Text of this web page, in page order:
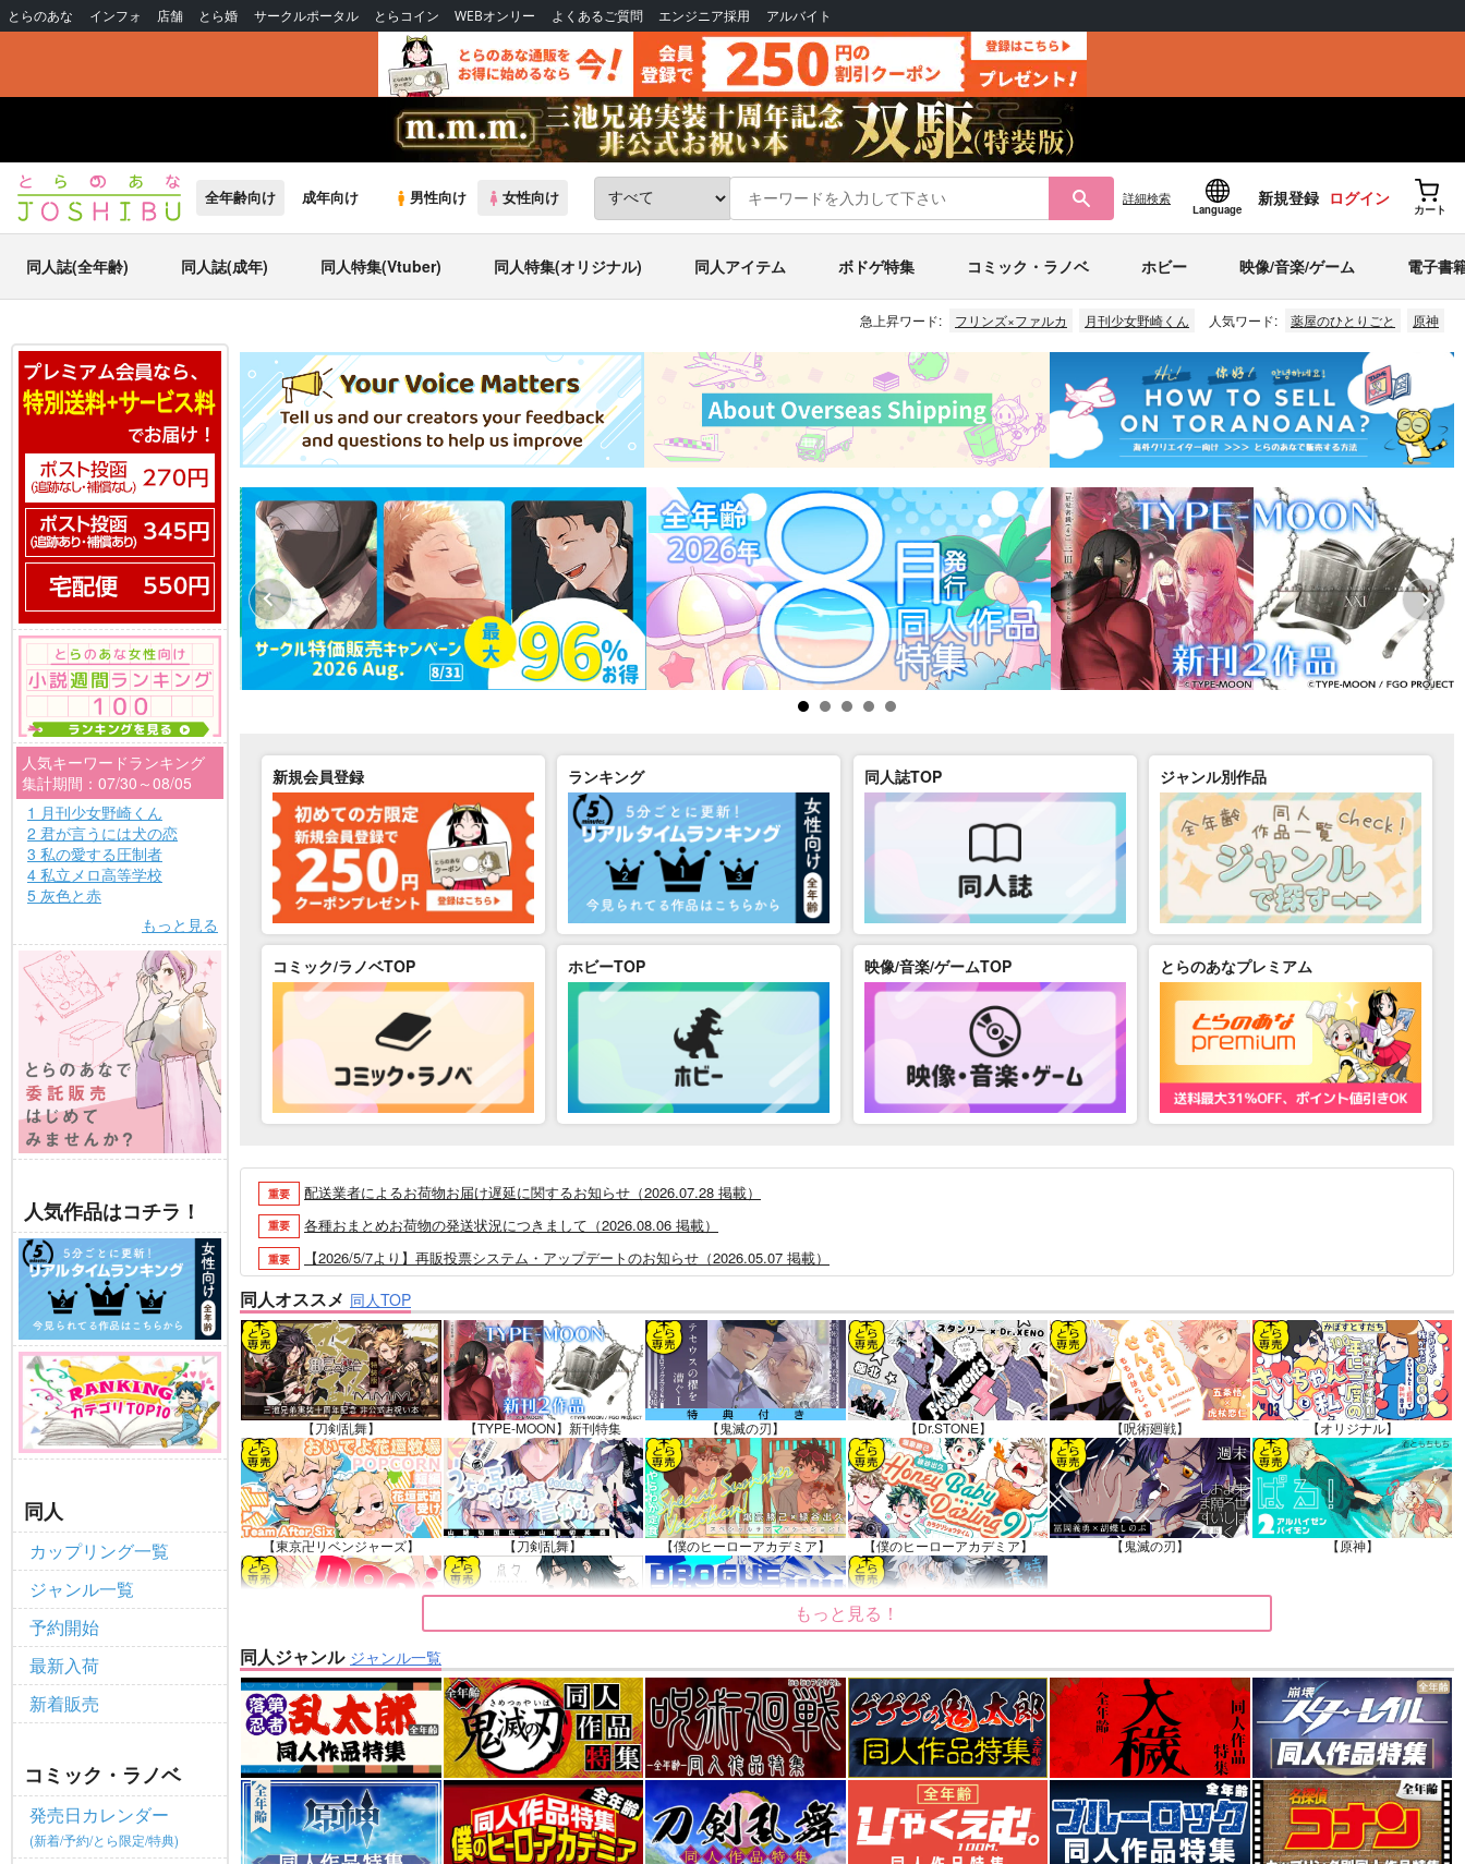
とらのあな インフォ 店舗 とら婚 サークルポータル とらコイン WEBオンリー よくあるご質問 エンジニア採用 アルバイト
全年齢向け 成年向け 男性向け 女性向け 詳細検索
Language
新規登録 ログイン
カート
同人誌(全年齢) 同人誌(成年) 同人特集(Vtuber) 同人特集(オリジナル) 同人アイテム ボドゲ特集 コミック・ラノベ ホビー 映像/音楽/ゲーム 電子書
急上昇ワード: フリンズ×ファルカ 月刊少女野崎くん 人気ワード: 薬屋のひとりごと 原神
人気キーワードランキング
集計期間：07/30～08/05
1 月刊少女野崎くん
2 君が言うには犬の恋
3 私の愛する圧制者
4 私立メロ高等学校
5 灰色と赤
もっと見る
人気作品はコチラ！
同人
カップリング一覧
ジャンル一覧
予約開始
最新入荷
新着販売
コミック・ラノベ
発売日カレンダー
(新着/予約/とら限定/特典)
新規会員登録 ランキング 同人誌TOP ジャンル別作品
コミック/ラノベTOP ホビーTOP 映像/音楽/ゲームTOP とらのあなプレミアム
重要 配送業者によるお荷物お届け遅延に関するお知らせ（2026.07.28 掲載）
重要 各種おまとめお荷物の発送状況につきまして（2026.08.06 掲載）
重要 【2026/5/7より】再販投票システム・アップデートのお知らせ（2026.05.07 掲載）
重要 【2026/4/1より】とらのあなプレミアム、新支払い方法＆新プラン導入のお知らせ（2026.03.09 掲載）
重要 おまとめサイクル「定期便(月2)」一般会員様の利用再開のお知らせ（2026.02.05 掲載）
重要 「とらのあな×駿河屋日本橋乙女同人誌館」通販店頭受取サービス開始のお知らせ（2026.01.05 更新｜2025.12.30 掲載）
重要 【2025/12/1より】「通販ポイント⇒とらコイン変換キャンペーン」終了のお知らせ（2025.11.21 掲載）
重要 個人情報保護方針の改定について（2025.09.19 更新｜2025.08.01 掲載）
重要 ポイント付与・管理体制改定のお知らせ（2024.11.20 掲載）
全てのお知らせを見る
同人オススメ 同人TOP
【刀剣乱舞】 【TYPE-MOON】新刊特集 【鬼滅の刃】 【Dr.STONE】 【呪術廻戦】 【オリジナル】
【東京卍リベンジャーズ】 【刀剣乱舞】 【僕のヒーローアカデミア】 【僕のヒーローアカデミア】 【鬼滅の刃】 【原神】
【ゲゲゲの鬼太郎】
もっと見る！
同人ジャンル ジャンル一覧